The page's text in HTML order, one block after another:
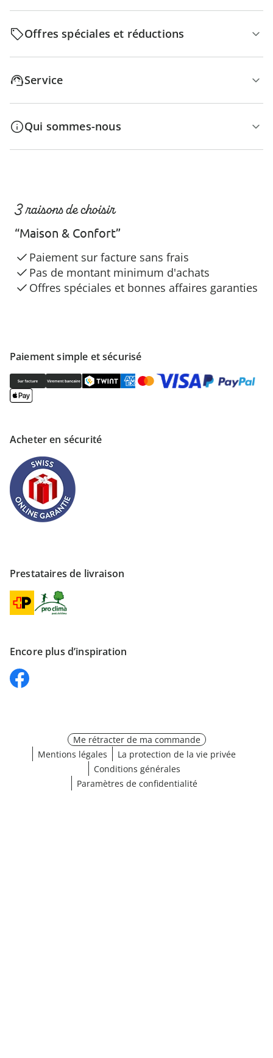
Offres spéciales et réductions
Service
Qui sommes-nous
Paiement simple et sécurisé
Acheter en sécurité
Prestataires de livraison
Encore plus d’inspiration
3 raisons de choisir
“Maison & Confort”
Paiement sur facture sans frais
Pas de montant minimum d'achats
Offres spéciales et bonnes affaires garanties
Me rétracter de ma commande
Mentions légales
La protection de la vie privée
Conditions générales
Paramètres de confidentialité